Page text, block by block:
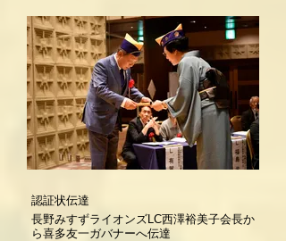
認証状伝達
長野みすずライオンズLC西澤裕美子会長か
ら喜多友一ガバナーへ伝達